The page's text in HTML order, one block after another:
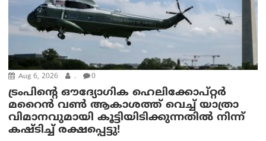
Aug 6, 2026 . 0
ട്രം‌പിന്റെ ഔദ്യോഗിക ഹെലിക്കോപ്റ്റര്‍
മറൈന്‍ വണ്‍ ആകാശത്ത് വെച്ച് യാത്രാ
വിമാനവുമായി കൂട്ടിയിടിക്കുന്നതിൽ നിന്ന്
കഷ്ടിച്ച് രക്ഷപ്പെട്ടു!